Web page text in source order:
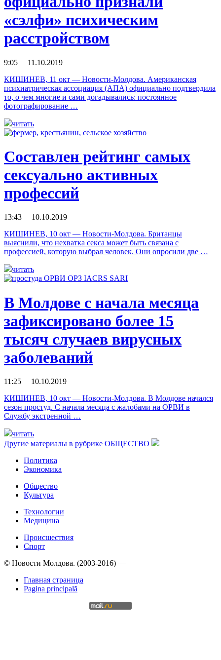
«сэлфи» психическим
расстройством
9:05 11.10.2019
КИШИНЕВ, 11 окт — Новости-Молдова. Американская
психиатрическая ассоциация (АПА) официально подтвердила
то, о чем многие и сами догадывались: постоянное
фотографирование …
читать
Составлен рейтинг самых
сексуально активных
профессий
13:43 10.10.2019
КИШИНЕВ, 10 окт — Новости-Молдова. Британцы
выяснили, что нехватка секса может быть связана с
профессией, которую выбрал человек. Они опросили две …
читать
В Молдове с начала месяца
зафиксировано более 15
тысяч случаев вирусных
заболеваний
11:25 10.10.2019
КИШИНЕВ, 10 окт — Новости-Молдова. В Молдове начался
сезон простуд. С начала месяца с жалобами на ОРВИ в
Службу экстренной …
читать
Другие материалы в рубрике ОБЩЕСТВО
Политика
Экономика
Общество
Культура
Технологии
Медицина
Происшествия
Спорт
© Новости Молдова. (2003-2016) —
Главная страница
Pagina principală